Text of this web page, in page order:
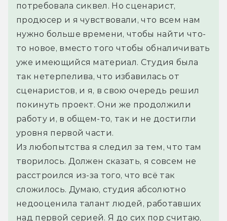
потребовала сиквел. Но сценарист,
продюсер и я чувствовали, что всем нам
нужно больше времени, чтобы найти что-
то новое, вместо того чтобы обналичивать
уже имеющийся материал. Студия была
так нетерпелива, что избавилась от
сценаристов, и я, в свою очередь решил
покинуть проект. Они же продолжили
работу и, в общем-то, так и не достигли
уровня первой части.
Из любопытства я следил за тем, что там
творилось. Должен сказать, я совсем не
расстроился из-за того, что всё так
сложилось. Думаю, студия абсолютно
недооценила талант людей, работавших
над первой серией. Я до сих пор считаю,